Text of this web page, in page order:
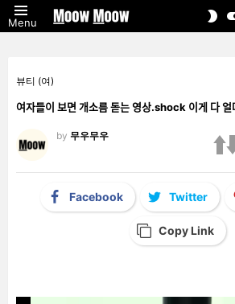
Menu
뷰티 (여)
여자들이 보면 개소름 돋는 영상.shock 이게 다
by 무우무우
Facebook Twitter
Copy Link